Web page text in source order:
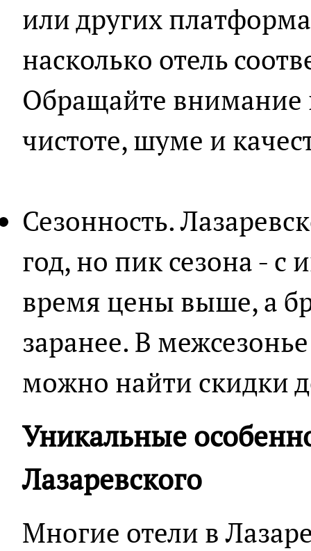
или других
насколько отель
Обращайте
чистоте, шуме и
Сезонность.
год, но пик сезона - с
время цены выше, а
заранее. В
можно найти скидки
Уникальные
Лазаревского
Многие отели в